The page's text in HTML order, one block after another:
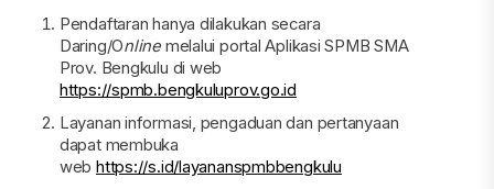
Pendaftaran hanya dilakukan secara
Daring/Onlinemelalui portal Aplikasi SPMB SMA
Prov. Bengkulu di web
https://spmb.bengkuluprov.go.id
Layanan informasi, pengaduan dan pertanyaan
dapat membuka
web https://s.id/layananspmbbengkulu